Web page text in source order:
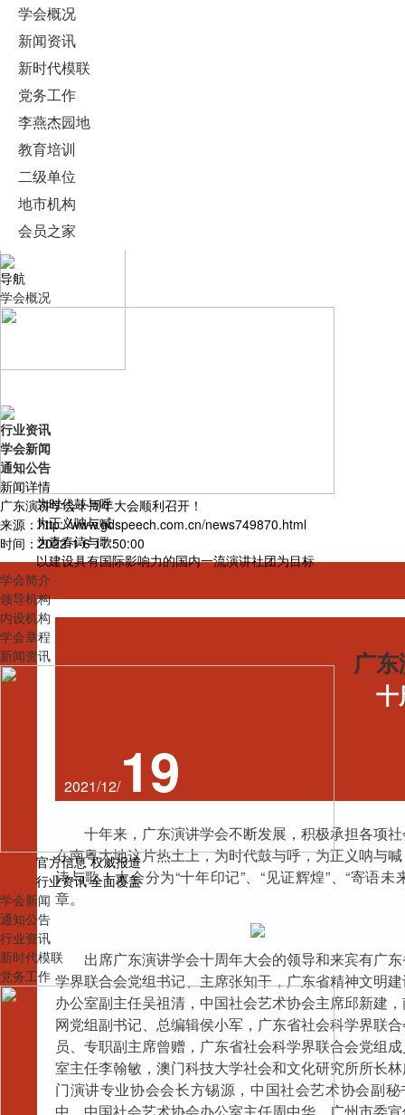
学会概况
新闻资讯
新时代模联
党务工作
李燕杰园地
教育培训
二级单位
地市机构
会员之家
导航
学会概况
为时代鼓与呼
为正义呐与喊
为青春诗与歌
以建设具有国际影响力的国内一流演讲社团为目标
学会简介
领导机构
内设机构
学会章程
新闻资讯
官方信息 权威报道
行业资讯 全面覆盖
学会新闻
通知公告
行业资讯
新时代模联
党务工作
行业资讯
学会新闻
通知公告
新闻详情
广东演讲学会十周年大会顺利召开！
来源：http://www.gdspeech.com.cn/news749870.html
时间：2022-1-6 17:50:00
广
十
2021/12/19
十年来，广东演讲学会不断发展，积极承担各项
在南粤大地这片热土上，为时代鼓与呼，为正义呐与
诗与歌！大会分为“十年印记”、“见证辉煌”、“寄语未
章。
出席广东演讲学会十周年大会的领导和来宾有广
学界联合会党组书记、主席张知干，广东省精神文明
办公室副主任吴祖清，中国社会艺术协会主席邱新建
网党组副书记、总编辑侯小军，广东省社会科学界联
员、专职副主席曾赠，广东省社会科学界联合会党组
室主任李翰敏，澳门科技大学社会和文化研究所所长
门演讲专业协会会长方锡源，中国社会艺术协会副
中，中国社会艺术协会办公室主任周中华，广州市委